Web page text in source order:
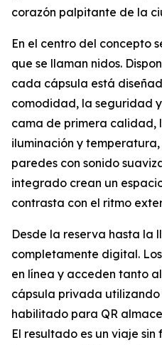
corazón palpitante de la
En el centro del concepto
que se llaman nidos.
cada cápsula está
comodidad, la seguridad
cama de primera calidad,
iluminación y
paredes con sonido
integrado crean un
contrasta con el ritmo
Desde la reserva hasta la
completamente digital.
en línea y acceden tanto
cápsula privada utilizando
habilitado para QR
El resultado es un viaje